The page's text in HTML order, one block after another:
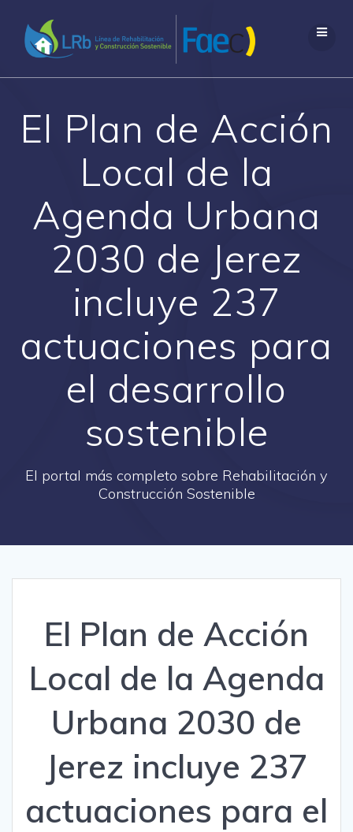
al
contenido
El Plan de Acción
Local de la
Agenda Urbana
2030 de Jerez
incluye 237
actuaciones para
el desarrollo
sostenible
El portal más completo sobre Rehabilitación y
Construcción Sostenible
El Plan de Acción
Local de la Agenda
Urbana 2030 de
Jerez incluye 237
actuaciones para el